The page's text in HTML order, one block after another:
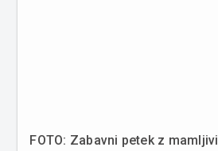
FOTO: Zabavni petek z